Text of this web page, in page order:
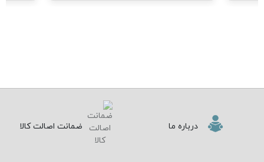
درباره ما ضمانت اصالت کالا